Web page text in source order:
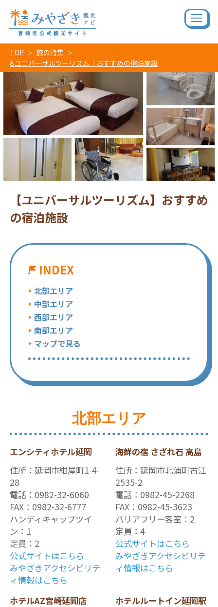
TOP
旅の特集
♿ユニバーサルツーリズム｜おすすめの宿泊施設
【ユニバーサルツーリズム】おすすめ
の宿泊施設
INDEX
北部エリア
中部エリア
西部エリア
南部エリア
マップで見る
北部エリア
エンシティホテル延岡
住所：延岡市紺屋町1-4-
28
電話：0982-32-6060
FAX：0982-32-6777
ハンディキャップツイ
ン：1
定員：2
公式サイトはこちら
みやざきアクセシビリテ
ィ情報はこちら
海鮮の宿 さざれ石 高島
住所：延岡市北浦町古江
2535-2
電話：0982-45-2268
FAX：0982-45-3623
バリアフリー客室：2
定員：4
公式サイトはこちら
みやざきアクセシビリテ
ィ情報はこちら
ホテルAZ宮崎延岡店
ホテルルートイン延岡駅